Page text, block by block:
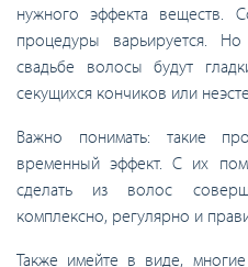
нужного эффекта веществ.
процедуры варьируется.
свадьбе волосы будут
секущихся кончиков или
Важно понимать: такие
временный эффект. С их
сделать из волос
комплексно, регулярно и
Также имейте в виде,